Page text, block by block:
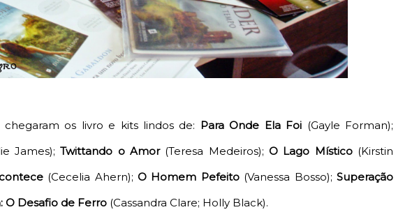
chegaram os livro e kits lindos de: Para Onde Ela Foi (Gayle Forman);
James);Twittando o Amor(Teresa Medeiros);O Lago Místico(Kirstin
(Cecelia Ahern);O Homem Pefeito(Vanessa Bosso);Superação
O Desafio de Ferro (Cassandra Clare; Holly Black).